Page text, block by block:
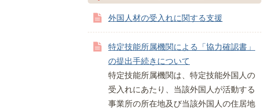
外国人材の受入れに関する支援
特定技能所属機関による「協力確認書」
の提出手続きについて
特定技能所属機関は、特定技能外国人の
受入れにあたり、当該外国人が活動する
事業所の所在地及び当該外国人の住居地